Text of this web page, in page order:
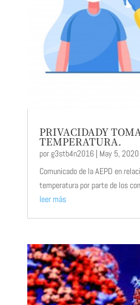
PRIVACIDADY
TEMPERATURA.
por g3stb4n2016| May 5, 2020
Comunicado de la AEPD en
temperatura por parte de los
leer más